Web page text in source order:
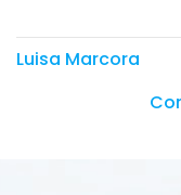
Luisa Marcora